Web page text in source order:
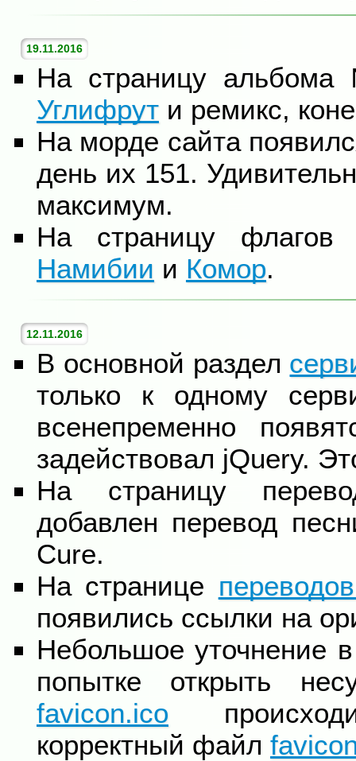
19.11.2016
На страницу
Углифрути ремикс,
На морде сайта
день их 151.
максимум.
На страницу
Намибии и Комор.
12.11.2016
В основной раздел
только к одному
всенепременно
задействовал jQuery.
На страницу
добавлен перевод
Cure.
На странице
появились ссылки на
Небольшое уточнение
попытке открыть
favicon.ico
корректный файл